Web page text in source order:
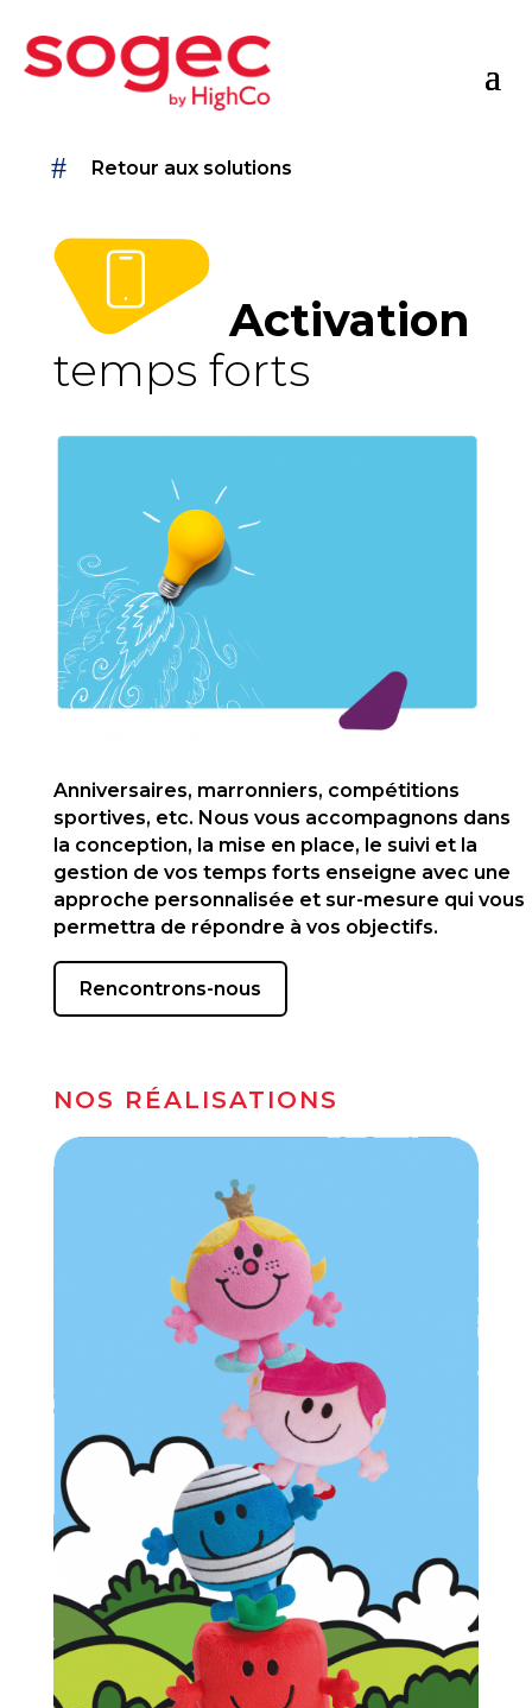
Retour aux solutions
Activation
temps forts
Anniversaires, marronniers, compétitions
sportives, etc. Nous vous accompagnons dans
la conception, la mise en place, le suivi et la
gestion de vos temps forts enseigne avec une
approche personnalisée et sur-mesure qui vous
permettra de répondre à vos objectifs.
Rencontrons-nous
NOS RÉALISATIONS